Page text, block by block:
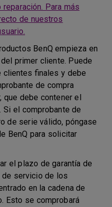
Para más
de nuestros
BenQ empieza en
primer cliente. Puede
clientes finales y debe
de compra
que debe contener el
Si el comprobante de
de serie válido, póngase
BenQ para solicitar
el plazo de garantía de
servicio de los
en la cadena de
Esto se comprobará